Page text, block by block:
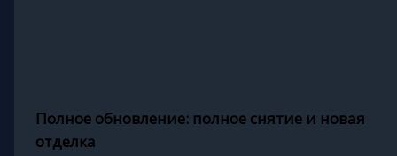
Полное обновление: полное снятие и новая
отделка